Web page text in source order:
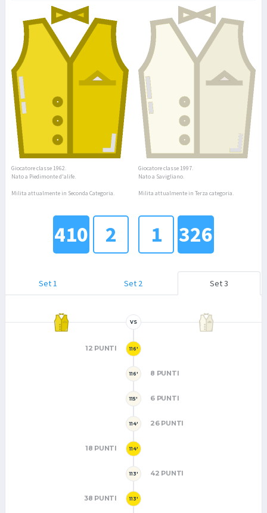
Giocatore classe 1962.
Nato a Piedimonte d'alife.
Milita attualmente in Seconda Categoria.
Giocatore classe 1997.
Nato a Savigliano.
Milita attualmente in Terza categoria.
2
410 1 326
Set 1 Set 2 Set 3
VS
116'
12 PUNTI
116' 8 PUNTI
115' 6 PUNTI
114' 26 PUNTI
114'
18 PUNTI
113' 42 PUNTI
113'
38 PUNTI